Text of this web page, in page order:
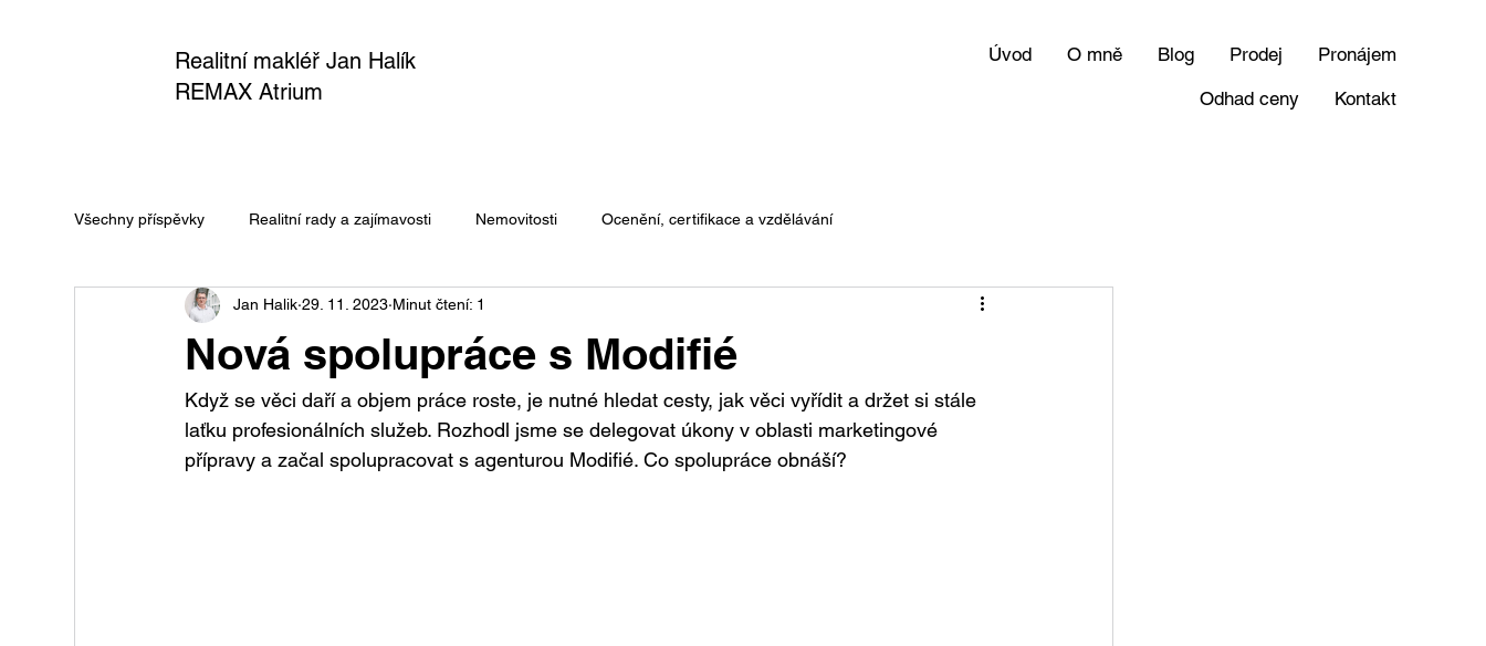
Realitní makléř Jan Halík
REMAX Atrium
Úvod O mně Blog Prodej
Pronájem
Odhad ceny
Kontakt
Všechny příspěvky Realitní rady a zajímavosti Nemovitosti Ocenění, certifikace a vzdělávání
Nová spolupráce s Modifié
Jan Halik 29. 11. 2023 Minut čtení: 1
Když se věci daří a objem práce roste, je nutné hledat cesty, jak věci vyřídit a držet si stále
laťku profesionálních služeb. Rozhodl jsme se delegovat úkony v oblasti marketingové
přípravy a začal spolupracovat s agenturou Modifié. Co spolupráce obnáší?